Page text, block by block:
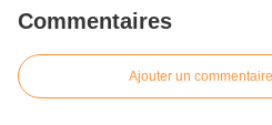
Commentaires
Ajouter un commentaire